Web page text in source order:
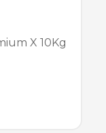
X 10Kg